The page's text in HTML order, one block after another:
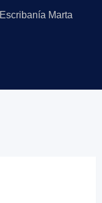
Escribanía Marta